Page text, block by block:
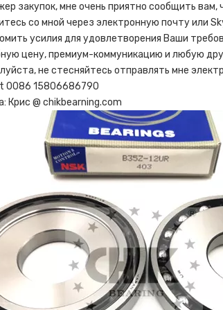
закупок, мне очень приятно сообщить вам,
со мной через электронную почту или
усилия для удовлетворения Ваши
цену, премиум-коммуникацию и любую
не стесняйтесь отправлять мне
0086 15806686790
Крис @ chikbearning.com